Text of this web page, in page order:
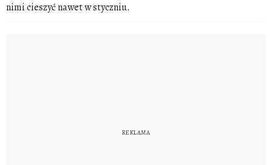
nimi cieszyć nawet w styczniu.